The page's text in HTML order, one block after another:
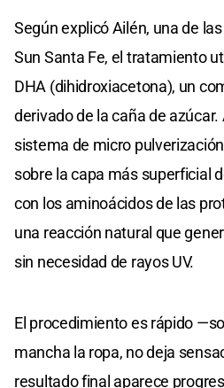
Según explicó Ailén, una de
Sun Santa Fe, el tratamiento
DHA (dihidroxiacetona), un
derivado de la caña de
sistema de micro
sobre la capa más superficial
con los aminoácidos de las
una reacción natural que
sin necesidad de rayos UV.
El procedimiento es rápido
mancha la ropa, no deja
resultado final aparece